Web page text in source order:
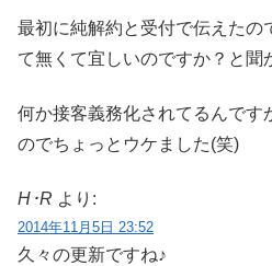
最初に純解約と受付で伝えたの
て無くて宜しいのですか？と聞
何か接客義務化されてるんです
のでちょっとウケました(笑)
H･R より:
2014年11月5日 23:52
久々の更新ですね♪